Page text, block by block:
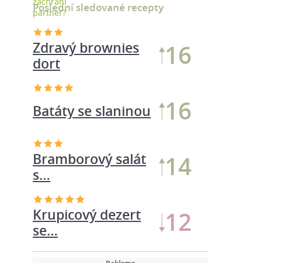
Poslední sledované recepty
Zdravý brownies
dort
18
Batáty se slaninou 14
Krupicový dezert
se…
14
Bramborový salát
s…
16